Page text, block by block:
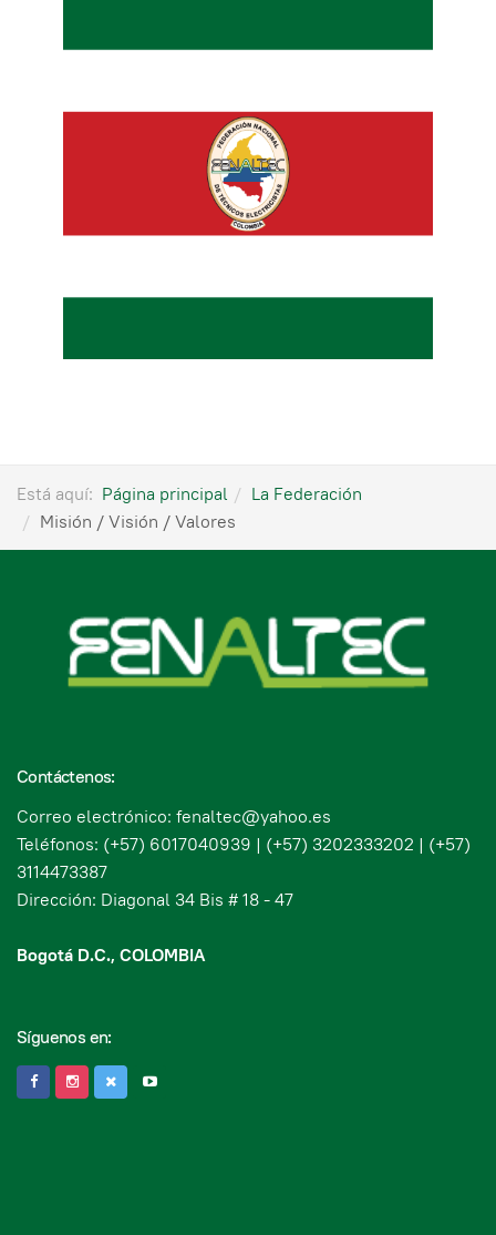
Está aquí: Página principal
La Federación
Misión / Visión / Valores
Contáctenos:
Correo electrónico: fenaltec@yahoo.es
Teléfonos: (+57) 6017040939 | (+57) 3202333202 | (+57)
3114473387
Dirección: Diagonal 34 Bis # 18 - 47
Bogotá D.C., COLOMBIA
Síguenos en: